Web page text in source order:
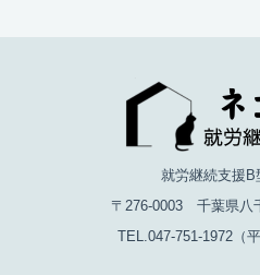
就労継続支援B
〒276-0003 千葉県八
TEL.047-751-1972（